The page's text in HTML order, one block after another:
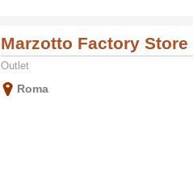
Marzotto Factory Store
Outlet
Roma